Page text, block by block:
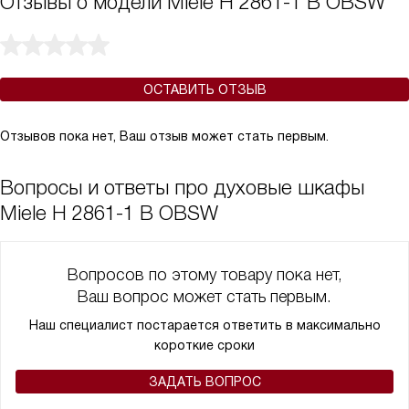
ОСТАВИТЬ ОТЗЫВ
Отзывов пока нет, Ваш отзыв может стать первым.
Вопросы и ответы про духовые шкафы
Miele H 2861-1 B OBSW
Вопросов по этому товару пока нет,
Ваш вопрос может стать первым.
Наш специалист постарается ответить в максимально
короткие сроки
ЗАДАТЬ ВОПРОС